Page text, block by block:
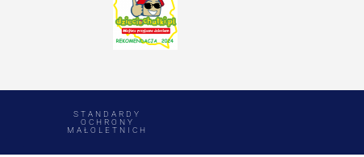
STANDARDY
OCHRONY
MAŁOLETNICH